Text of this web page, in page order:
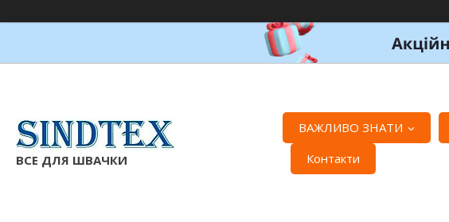
ВСЕ ДЛЯ ШВАЧКИ
ВАЖЛИВО ЗНАТИ
Контакти